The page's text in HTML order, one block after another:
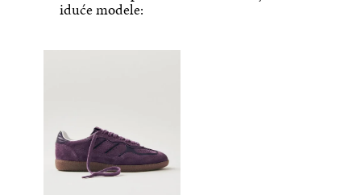
iduće modele: